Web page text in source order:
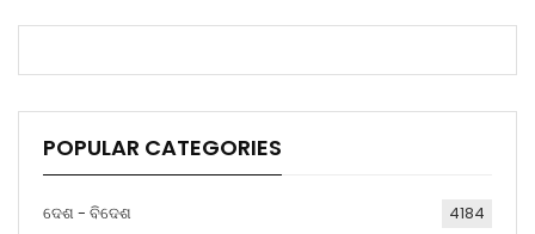
POPULAR CATEGORIES
ଦେଶ - ବିଦେଶ 4184